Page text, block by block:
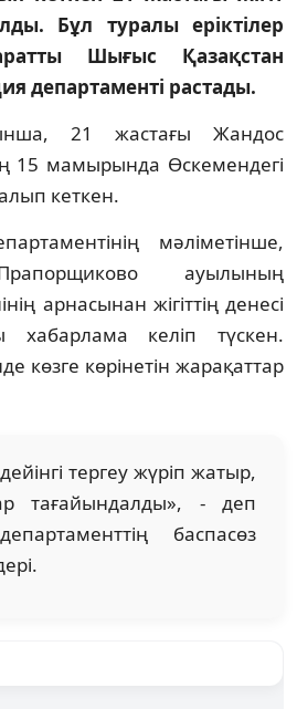
Бұл туралы еріктілер
Шығыс Қазақстан
департаменті растады.
21 жастағы Жандос
15 мамырында Өскемендегі
кеткен.
мәліметінше,
ауылының
арнасынан жігіттің денесі
хабарлама келіп түскен.
көзге көрінетін жарақаттар
тергеу жүріп жатыр,
тағайындалды», - деп
баспасөз